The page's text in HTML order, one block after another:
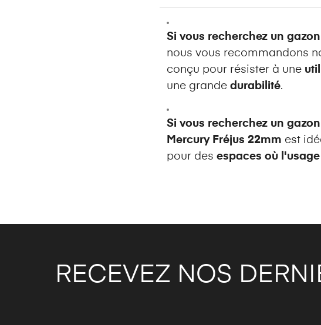
Si vous recherchez un
nous vous recommandons
conçu pour résister à une
une grande durabilité.
Si vous recherchez un
Mercury Fréjus 22mm est
pour des espaces où
RECEVEZ NOS